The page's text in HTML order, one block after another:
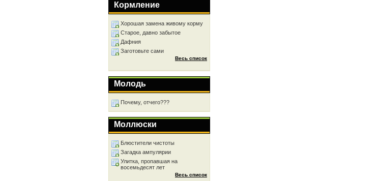
Кормление
Хорошая замена живому корму
Старое, давно забытое
Дафния
Заготовьте сами
Весь список
Молодь
Почему, отчего???
Моллюски
Блюстители чистоты
Загадка ампулярии
Улитка, пропавшая на
восемьдесят лет
Весь список